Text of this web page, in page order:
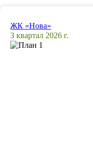
ЖК «Нова»
3 квартал 2026 г.